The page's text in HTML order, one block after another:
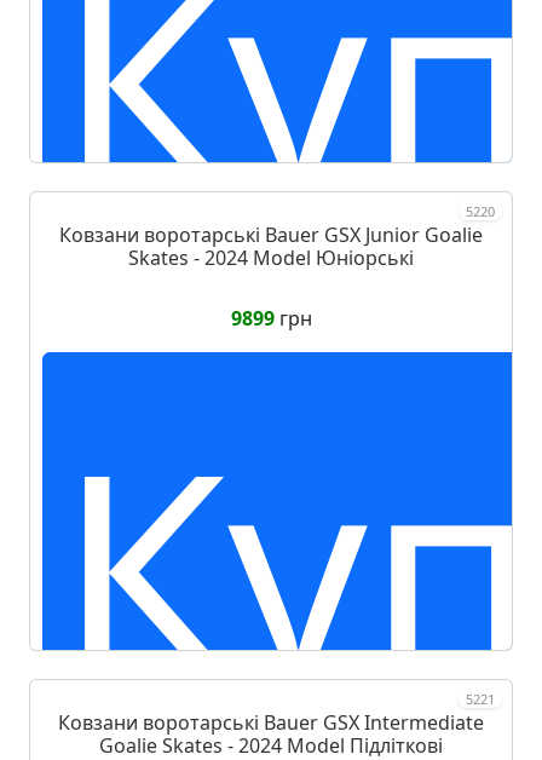
5220
Ковзани воротарські Bauer GSX Junior Goalie
Skates - 2024 Model Юніорські
9899грн
5221
Ковзани воротарські Bauer GSX Intermediate
Goalie Skates - 2024 Model Підліткові